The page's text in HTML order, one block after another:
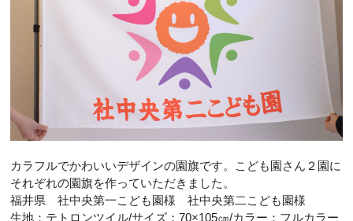
カラフルでかわいいデザインの園旗です。こども園さん２園に
それぞれの園旗を作っていただきました。
福井県 社中央第一こども園様 社中央第二こども園様
生地：テトロンツイル/サイズ：70×105㎝/カラー：フルカラー